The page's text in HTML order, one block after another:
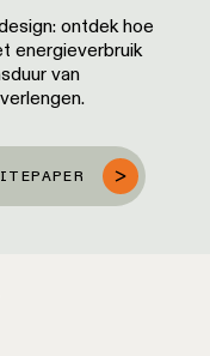
ontdek hoe
energieverbruik
van